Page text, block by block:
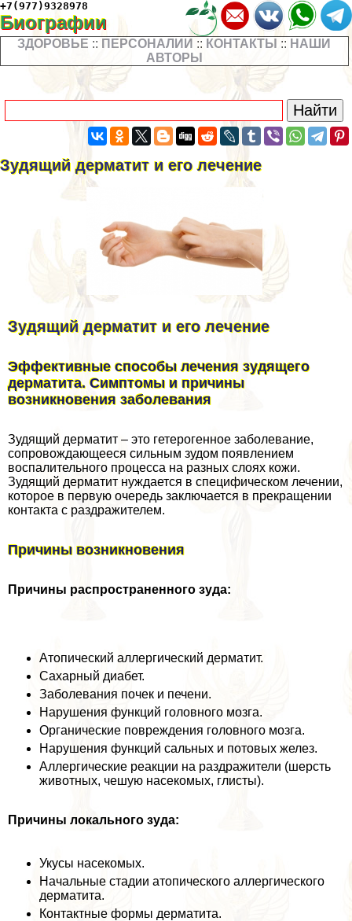
+7(977)9328978
Биографии
ЗДОРОВЬЕ :: ПЕРСОНАЛИИ :: КОНТАКТЫ :: НАШИ
АВТОРЫ
Зудящий дерматит и его лечение
Зудящий дерматит и его лечение
Эффективные способы лечения зудящего
дерматита. Симптомы и причины
возникновения заболевания
Зудящий дерматит – это гетерогенное заболевание,
сопровождающееся сильным зудом появлением
воспалительного процесса на разных слоях кожи.
Зудящий дерматит нуждается в специфическом лечении,
которое в первую очередь заключается в прекращении
контакта с раздражителем.
Причины возникновения
Причины распространенного зуда:
Атопический аллергический дерматит.
Сахарный диабет.
Заболевания почек и печени.
Нарушения функций головного мозга.
Органические повреждения головного мозга.
Нарушения функций сальных и потовых желез.
Аллергические реакции на раздражители (шерсть
животных, чешую насекомых, глисты).
Причины локального зуда:
Укусы насекомых.
Начальные стадии атопического аллергического
дерматита.
Контактные формы дерматита.